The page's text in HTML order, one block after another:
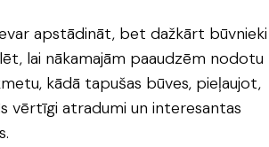
apstādināt, bet dažkārt būvnieki
lai nākamajām paaudzēm nodotu
kādā tapušas būves, pieļaujot,
vērtīgi atradumi un interesantas